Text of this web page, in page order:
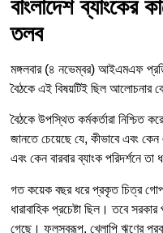
বাংলাদেশ ব্যাংকের
তলব
মঙ্গলবার (৪ নভেম্বর) আইএমএফ
বৈঠকে এই বিষয়টিই ছিল আলোচনার
বৈঠকে উপস্থিত কর্মকর্তারা নিশ্চিত
জানতে চেয়েছে যে, কীভাবে এবং
এবং কেন বারবার ব্যাংক পরিদর্শনে তা
গত কয়েক বছর ধরে প্রকৃত চিত্র
ধারাবাহিক প্রচেষ্টা ছিল। তবে
গেছে। ফলস্বরূপ, খেলাপি ঋণের